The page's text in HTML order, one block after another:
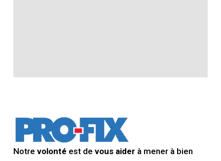
Notre volonté est de vous aider à mener à bien